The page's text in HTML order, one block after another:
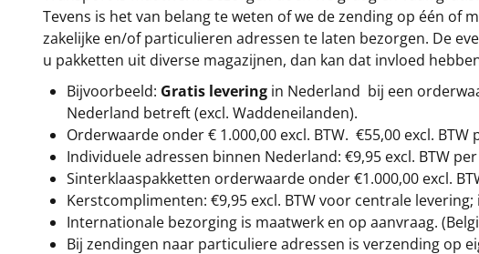
Tevens is het van belang te weten of we de zending op één
zakelijke en/of particulieren adressen te laten bezorgen. De
u pakketten uit diverse magazijnen, dan kan dat invloed
Bijvoorbeeld: Gratis levering in Nederland bij een
Nederland betreft (excl. Waddeneilanden).
Orderwaarde onder € 1.000,00 excl. BTW. €55,00 excl. BTW
Individuele adressen binnen Nederland: €9,95 excl. BTW
Sinterklaaspakketten orderwaarde onder €1.000,00 excl.
Kerstcomplimenten: €9,95 excl. BTW voor centrale
Internationale bezorging is maatwerk en op aanvraag.
Bij zendingen naar particuliere adressen is verzending op